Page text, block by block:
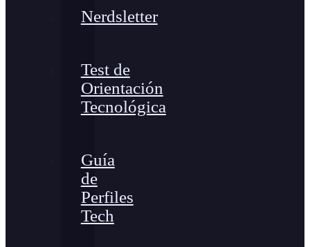
Nerdsletter
Test de
Orientación
Tecnológica
Guía
de
Perfiles
Tech